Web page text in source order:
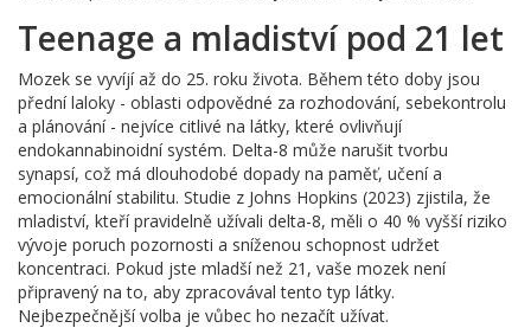
Teenage a mladiství pod 21 let
Mozek se vyvíjí až do 25. roku života. Během této doby jsou
přední laloky - oblasti odpovědné za rozhodování, sebekontrolu
a plánování - nejvíce citlivé na látky, které ovlivňují
endokannabinoidní systém. Delta-8 může narušit tvorbu
synapsí, což má dlouhodobé dopady na paměť, učení a
emocionální stabilitu. Studie z Johns Hopkins (2023) zjistila, že
mladiství, kteří pravidelně užívali delta-8, měli o 40 % vyšší riziko
vývoje poruch pozornosti a sníženou schopnost udržet
koncentraci. Pokud jste mladší než 21, vaše mozek není
připravený na to, aby zpracovával tento typ látky.
Nejbezpečnější volba je vůbec ho nezačít užívat.